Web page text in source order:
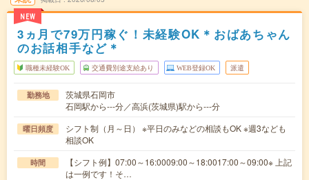
NEW
3ヵ月で79万円稼ぐ！未経験OK＊おばあちゃん
のお話相手など＊
職種未経験OK 交通費別途支給あり WEB登録OK 派遣
勤務地
茨城県石岡市
石岡駅から---分／高浜(茨城県)駅から---分
曜日頻度
シフト制（月～日） ※平日のみなどの相談もOK ※週3なども
相談OK
時間
【シフト例】07:00～16:0009:00～18:0017:00～09:00※ 上記
は一例です！そ…